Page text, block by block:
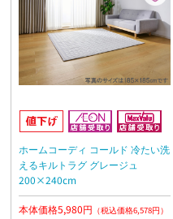
ホームコーディ コールド 冷たい洗
えるキルトラグ グレージュ
200×240cm
本体価格5,980円 （税込価格6,578円）